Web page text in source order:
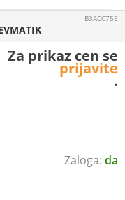
da
B3ACC755
Za prikaz cen se
prijavite
.